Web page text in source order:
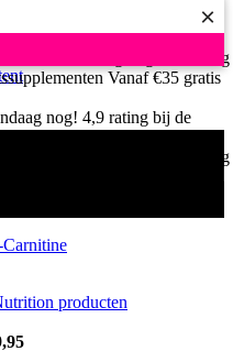
×
nog!
Vanaf €35 gratis
het vandaag nog!
4,9 rating
Vanaf €35 gratis
nog! 4,9 rating bij de
het vandaag nog!
4,9 rating
producten